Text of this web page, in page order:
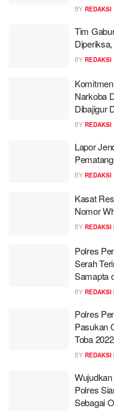
BY REDAKSI
Tim
BY REDAKSI
Narkoba
Dibajigur
BY REDAKSI
Lapor
BY REDAKSI
Kasat
Nomor
BY REDAKSI
Polres
Serah
Samapta
BY REDAKSI
Polres
Pasukan
Toba 2022
BY REDAKSI
Wujudkan
Polres
Sebagai